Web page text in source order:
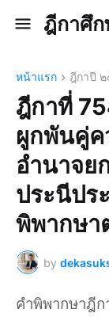
ฎีกาศึก
หน้าแรก ฎีกาปี
ฎีกาที่
ผูกพันคู่
อำนาจย
ประนีปร
พิพากษา
by
คำพิพากษาฎี